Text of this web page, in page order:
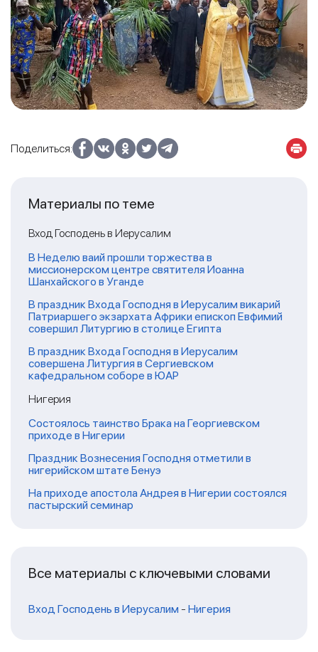
Поделиться:
Материалы по теме
Вход Господень в Иерусалим
В Неделю ваий прошли торжества в
миссионерском центре святителя Иоанна
Шанхайского в Уганде
В праздник Входа Господня в Иерусалим викарий
Патриаршего экзархата Африки епископ Евфимий
совершил Литургию в столице Египта
В праздник Входа Господня в Иерусалим
совершена Литургия в Сергиевском
кафедральном соборе в ЮАР
Нигерия
Состоялось таинство Брака на Георгиевском
приходе в Нигерии
Праздник Вознесения Господня отметили в
нигерийском штате Бенуэ
На приходе апостола Андрея в Нигерии состоялся
пастырский семинар
Все материалы с ключевыми словами
Вход Господень в Иерусалим - Нигерия